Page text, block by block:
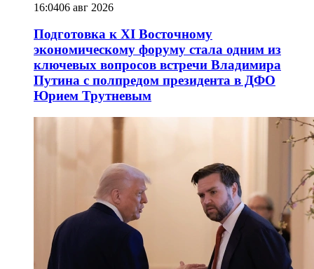
16:0406 авг 2026
Подготовка к XI Восточному
экономическому форуму стала одним из
ключевых вопросов встречи Владимира
Путина с полпредом президента в ДФО
Юрием Трутневым